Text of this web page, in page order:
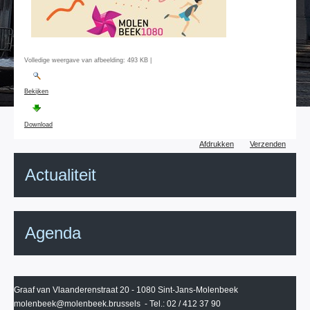
Volledige weergave van afbeelding: 493 KB
Bekijken
Download
Afdrukken Verzenden
Actualiteit
Agenda
Graaf van Vlaanderenstraat 20 - 1080 Sint-Jans-Molenbeek
molenbeek@molenbeek.brussels - Tel.: 02 / 412 37 90